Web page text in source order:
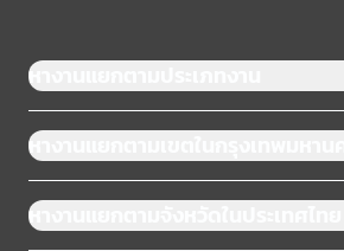
หางานแยกตามประเภทงาน
หางานแยกตามเขตในกรุงเทพมหานคร
หางานแยกตามจังหวัดในประเทศไทย